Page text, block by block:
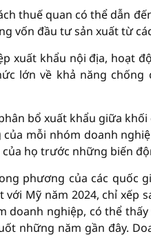
thuế quan có thể dẫn
vốn đầu tư sản xuất từ
xuất khẩu nội địa, hoạt
lớn về khả năng
bổ xuất khẩu giữa
mỗi nhóm doanh
họ trước những biến
phương của các quốc
Mỹ năm 2024, chỉ xếp
nghiệp, có thể
những năm gần đây.